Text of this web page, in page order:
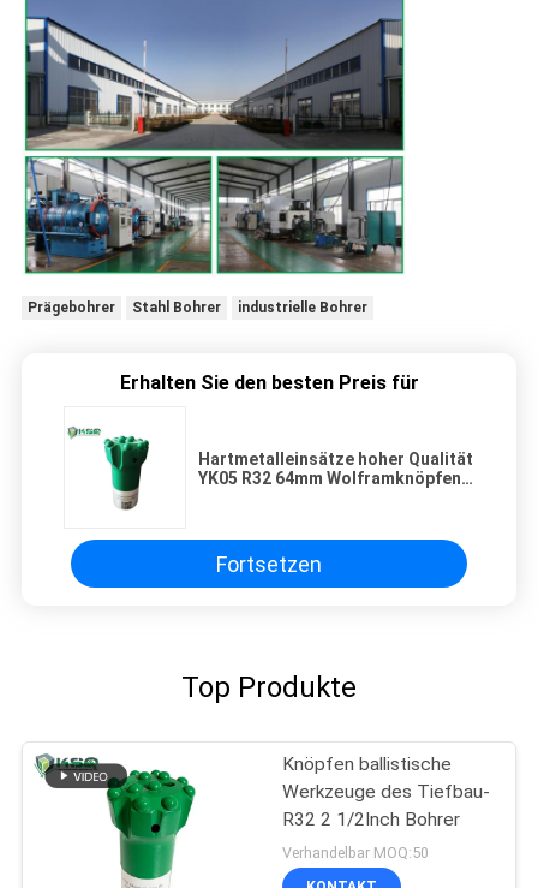
Prägebohrer Stahl Bohrer industrielle Bohrer
Erhalten Sie den besten Preis für
Hartmetalleinsätze hoher Qualität
YK05 R32 64mm Wolframknöpfen
Fortsetzen
Top Produkte
Knöpfen ballistische
Werkzeuge des Tiefbau-
R32 2 1/2Inch Bohrer
Verhandelbar MOQ:50